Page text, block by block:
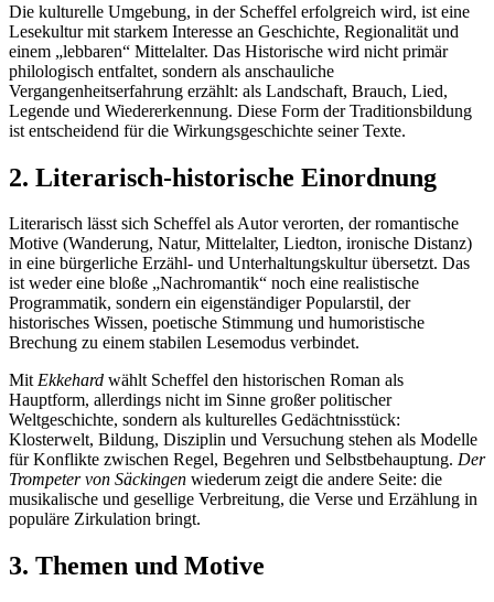
Die kulturelle Umgebung, in der Scheffel erfolgreich wird, ist eine
Lesekultur mit starkem Interesse an Geschichte, Regionalität und
einem „lebbaren“ Mittelalter. Das Historische wird nicht primär
philologisch entfaltet, sondern als anschauliche
Vergangenheitserfahrung erzählt: als Landschaft, Brauch, Lied,
Legende und Wiedererkennung. Diese Form der Traditionsbildung
ist entscheidend für die Wirkungsgeschichte seiner Texte.
2. Literarisch-historische Einordnung
Literarisch lässt sich Scheffel als Autor verorten, der romantische
Motive (Wanderung, Natur, Mittelalter, Liedton, ironische Distanz)
in eine bürgerliche Erzähl- und Unterhaltungskultur übersetzt. Das
ist weder eine bloße „Nachromantik“ noch eine realistische
Programmatik, sondern ein eigenständiger Popularstil, der
historisches Wissen, poetische Stimmung und humoristische
Brechung zu einem stabilen Lesemodus verbindet.
MitEkkehard wählt Scheffel den historischen Roman als
Hauptform, allerdings nicht im Sinne großer politischer
Weltgeschichte, sondern als kulturelles Gedächtnisstück:
Klosterwelt, Bildung, Disziplin und Versuchung stehen als Modelle
für Konflikte zwischen Regel, Begehren und Selbstbehauptung. Der
Trompeter von Säckingen wiederum zeigt die andere Seite: die
musikalische und gesellige Verbreitung, die Verse und Erzählung in
populäre Zirkulation bringt.
3. Themen und Motive